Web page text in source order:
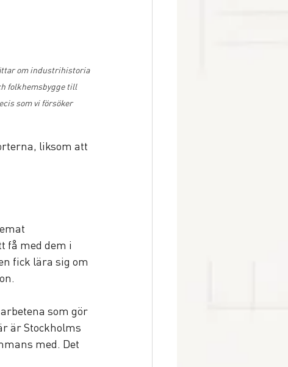
om industrihistoria
folkhemsbygge till
som vi försöker
liksom att
få med dem i
fick lära sig om
som gör
är Stockholms
med. Det